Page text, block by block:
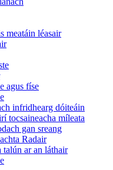
meatáin léasair
agus físe
infridhearg dóiteáin
tocsaineacha míleata
gan sreang
Radair
talún ar an láthair